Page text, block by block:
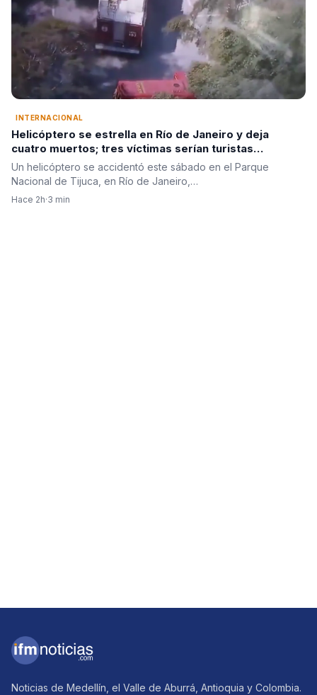
INTERNACIONAL
Helicóptero se estrella en Río de Janeiro y deja
cuatro muertos; tres víctimas serían turistas
colombianas
Un helicóptero se accidentó este sábado en el Parque
Nacional de Tijuca, en Río de Janeiro,…
Hace 2h·3 min
Noticias de Medellín, el Valle de Aburrá, Antioquia y Colombia.